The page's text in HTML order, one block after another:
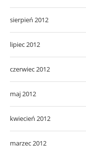
sierpień 2012
lipiec 2012
czerwiec 2012
maj 2012
kwiecień 2012
marzec 2012